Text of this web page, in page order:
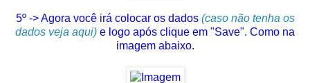
5º -> Agora você irá colocar os dados (caso não tenha os
dados veja aqui) e logo após clique em "Save". Como na
imagem abaixo.